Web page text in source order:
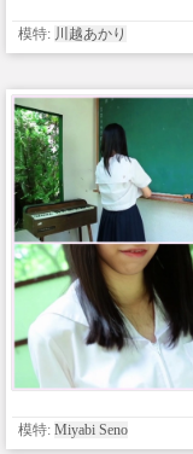
模特: 川越あかり
模特: Miyabi Seno